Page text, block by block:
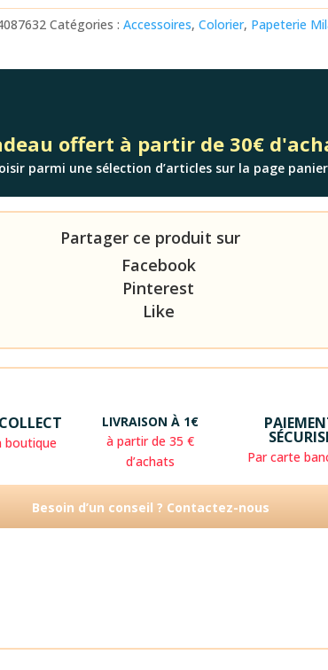
Catégories :Accessoires,Colorier, Papeterie
offert à partir de 30€
parmi une sélection d’articles sur la page panier
Partager ce produit sur
Facebook
Pinterest
Like
boutique
LIVRAISON À 1€
à partir de 35 €
d’achats
Par carte
Besoin d’un conseil ? Contactez-nous